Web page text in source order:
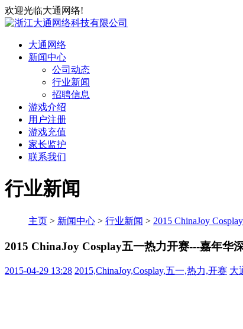
欢迎光临大通网络!
大通网络
新闻中心
公司动态
行业新闻
招聘信息
游戏介绍
用户注册
游戏充值
家长监护
联系我们
行业新闻
主页 > 新闻中心 > 行业新闻 > 2015 ChinaJoy
2015 ChinaJoy Cosplay五一热力开赛---嘉年华
2015-04-29 13:28 2015,ChinaJoy,Cosplay,五一,热力,开赛 大